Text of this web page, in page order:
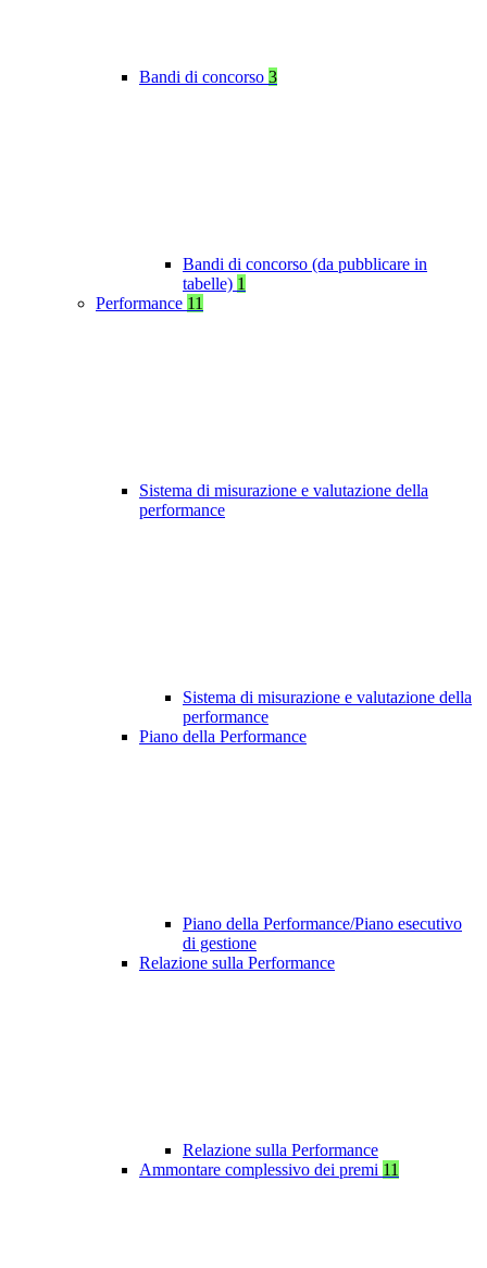
Bandi di concorso 3
Bandi di concorso (da pubblicare in
tabelle) 1
Performance 11
Sistema di misurazione e valutazione della
performance
Sistema di misurazione e valutazione della
performance
Piano della Performance
Piano della Performance/Piano esecutivo
di gestione
Relazione sulla Performance
Relazione sulla Performance
Ammontare complessivo dei premi 11